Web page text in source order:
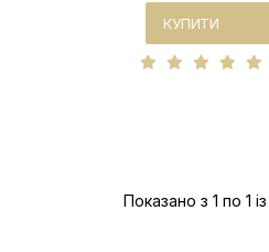
КУПИТИ
Показано з 1 по 1